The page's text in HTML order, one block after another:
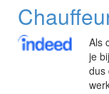
Als
je
dus